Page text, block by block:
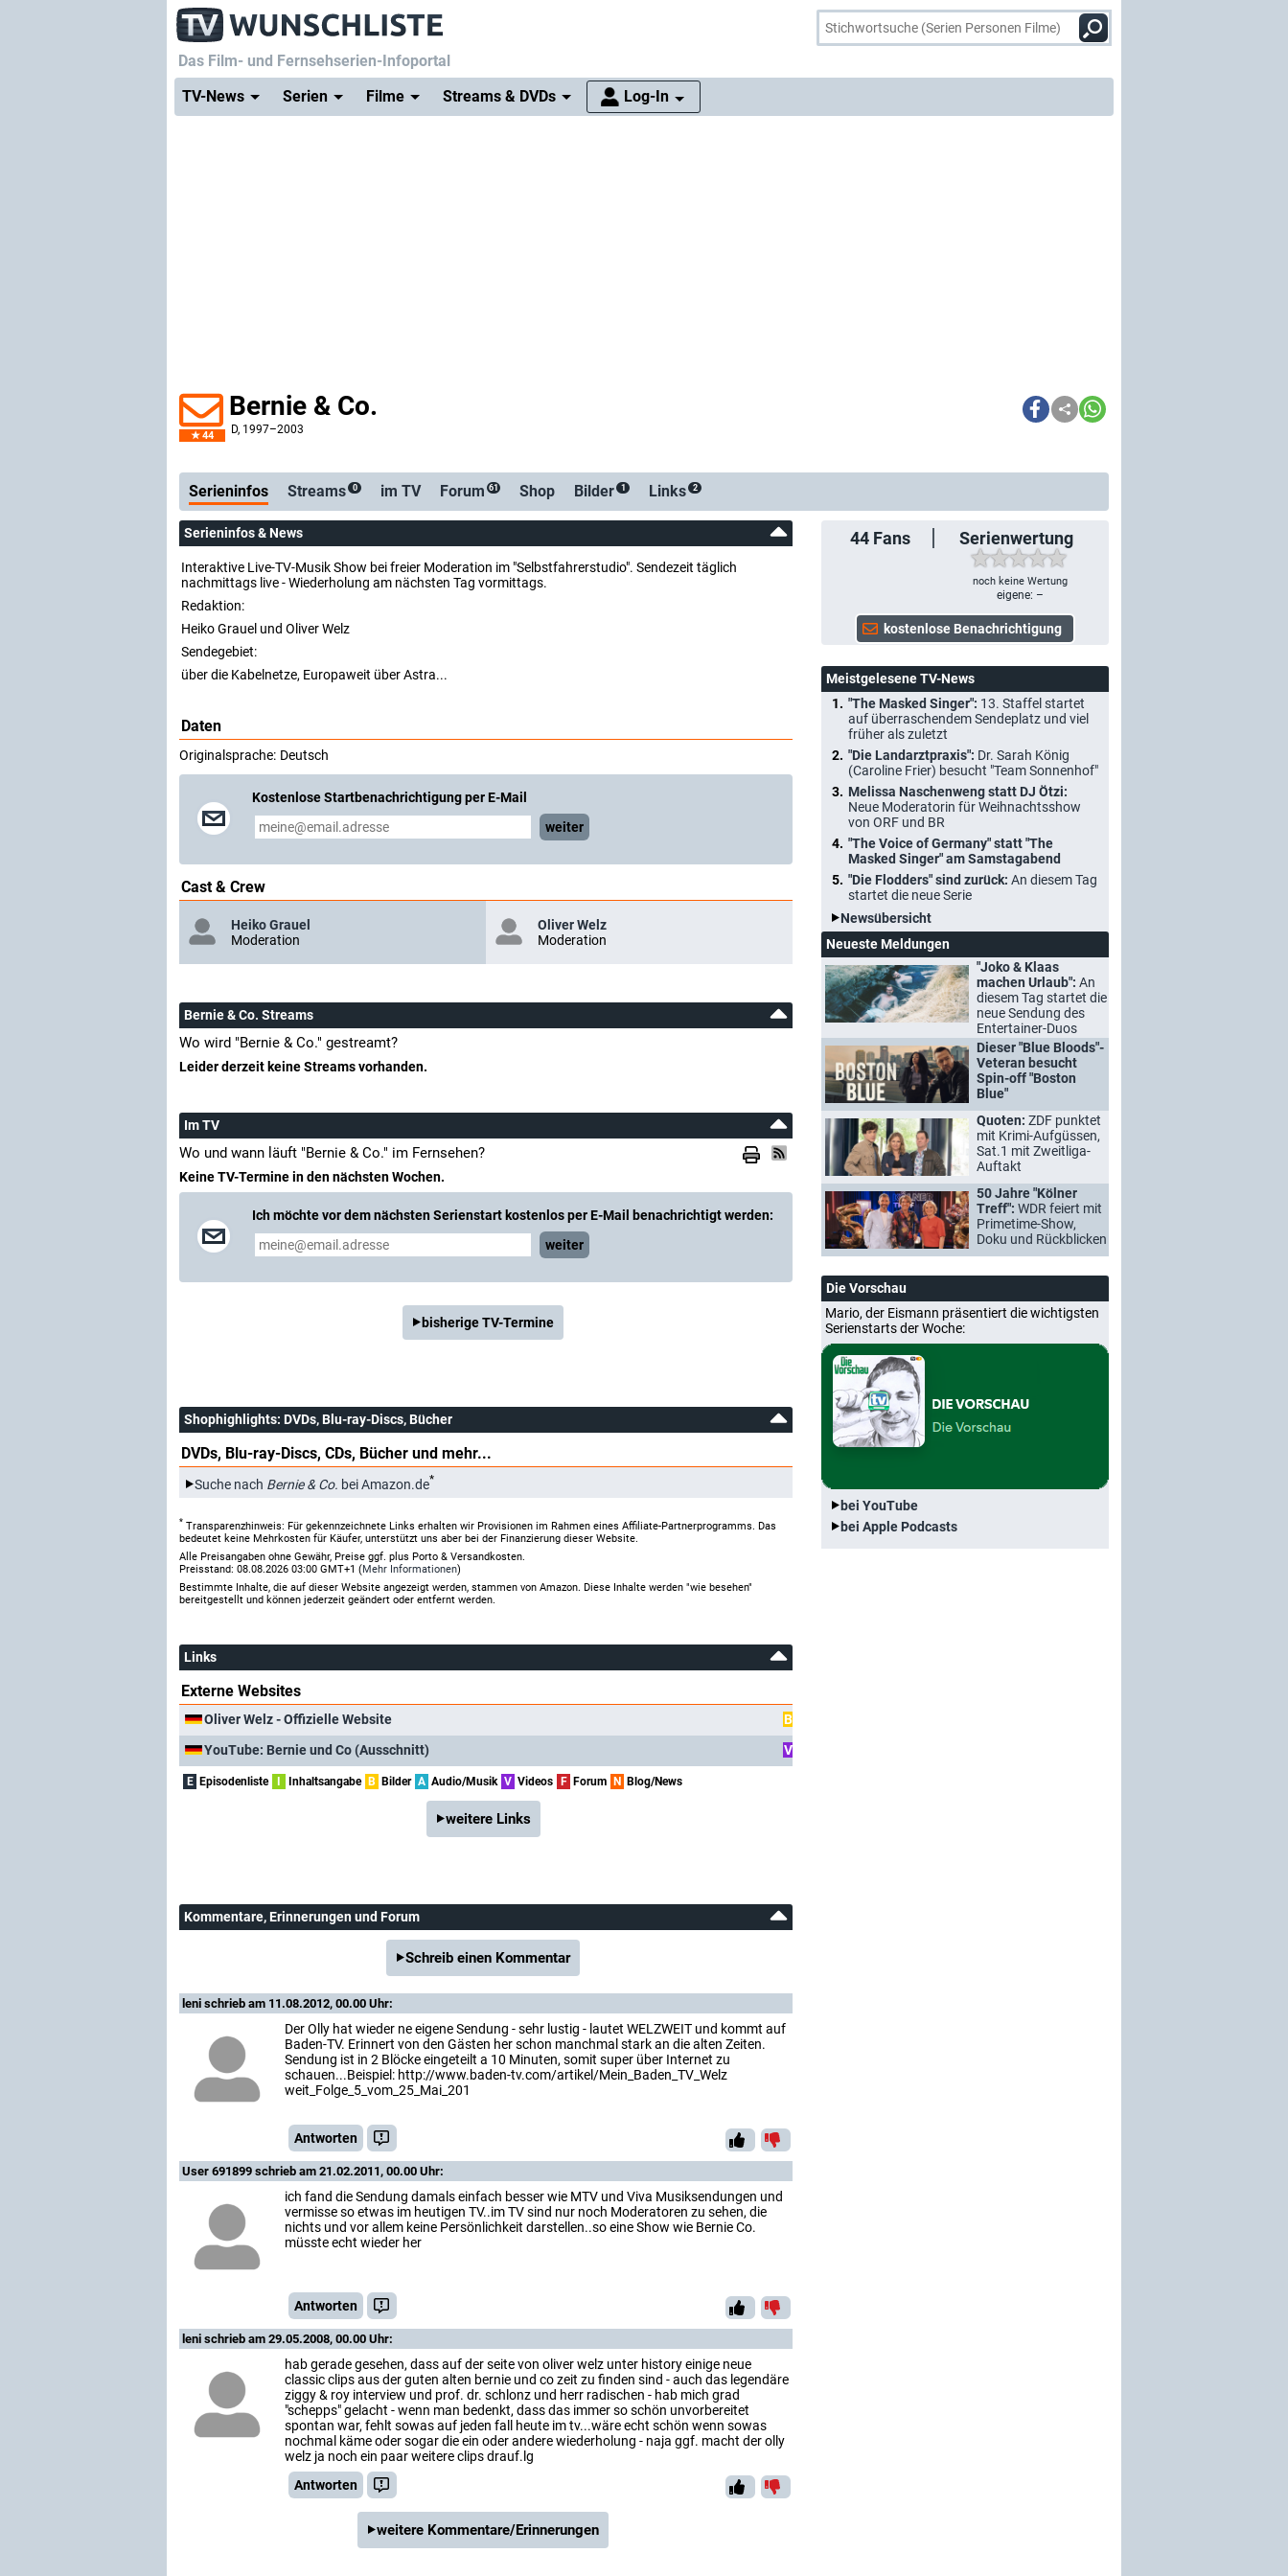
Das Film- und Fernsehserien-Infoportal
TV-News
Serien Filme Streams & DVDs Log-In
44
Bernie & Co.
D, 1997–2003
Serienticker
Serieninfos Streams 0 im TV Forum 61 Shop Bilder 1 Links 2
44 Fans Serienwertung
noch keine Wertung
eigene: –
Serieninfos & News
Interaktive Live-TV-Musik Show bei freier Moderation im "Selbstfahrerstudio". Sendezeit täglich
nachmittags live - Wiederholung am nächsten Tag vormittags.
Redaktion:
Heiko Grauel und Oliver Welz
Sendegebiet:
über die Kabelnetze, Europaweit über Astra...
Daten
Originalsprache: Deutsch
Kostenlose Startbenachrichtigung per E-Mail
weiter
Cast & Crew
Heiko Grauel
Moderation
Oliver Welz
Moderation
Bernie & Co. Streams
Wo wird "Bernie & Co." gestreamt?
Leider derzeit keine Streams vorhanden.
Im TV
Wo und wann läuft "Bernie & Co." im Fernsehen?
Keine TV-Termine in den nächsten Wochen.
Ich möchte vor dem nächsten Serienstart kostenlos per E-Mail benachrichtigt werden:
weiter
bisherige TV-Termine
Shophighlights: DVDs, Blu-ray-Discs, Bücher
DVDs, Blu-ray-Discs, CDs, Bücher und mehr...
Suche nach Bernie & Co. bei Amazon.de*
* Transparenzhinweis: Für gekennzeichnete Links erhalten wir Provisionen im Rahmen eines Affiliate-Partnerprogramms. Das
bedeutet keine Mehrkosten für Käufer, unterstützt uns aber bei der Finanzierung dieser Website.
Alle Preisangaben ohne Gewähr, Preise ggf. plus Porto & Versandkosten.
Preisstand: 08.08.2026 03:00 GMT+1 (Mehr Informationen)
Bestimmte Inhalte, die auf dieser Website angezeigt werden, stammen von Amazon. Diese Inhalte werden "wie besehen"
bereitgestellt und können jederzeit geändert oder entfernt werden.
Links
Externe Websites
Oliver Welz - Offizielle Website
B
YouTube: Bernie und Co (Ausschnitt)
V
E Episodenliste I Inhaltsangabe B Bilder A Audio/Musik V Videos F Forum N Blog/News
weitere Links
Kommentare, Erinnerungen und Forum
Schreib einen Kommentar
leni schrieb am 11.08.2012, 00.00 Uhr:
Der Olly hat wieder ne eigene Sendung - sehr lustig - lautet WELZWEIT und kommt auf
Baden-TV. Erinnert von den Gästen her schon manchmal stark an die alten Zeiten.
Sendung ist in 2 Blöcke eingeteilt a 10 Minuten, somit super über Internet zu
schauen...Beispiel: http://www.baden-tv.com/artikel/Mein_Baden_TV_Welz
weit_Folge_5_vom_25_Mai_201
Antworten
User 691899 schrieb am 21.02.2011, 00.00 Uhr:
ich fand die Sendung damals einfach besser wie MTV und Viva Musiksendungen und
vermisse so etwas im heutigen TV..im TV sind nur noch Moderatoren zu sehen, die
nichts und vor allem keine Persönlichkeit darstellen..so eine Show wie Bernie Co.
müsste echt wieder her
Antworten
leni schrieb am 29.05.2008, 00.00 Uhr:
hab gerade gesehen, dass auf der seite von oliver welz unter history einige neue
classic clips aus der guten alten bernie und co zeit zu finden sind - auch das legendäre
ziggy & roy interview und prof. dr. schlonz und herr radischen - hab mich grad
"schepps" gelacht - wenn man bedenkt, dass das immer so schön unvorbereitet
spontan war, fehlt sowas auf jeden fall heute im tv...wäre echt schön wenn sowas
nochmal käme oder sogar die ein oder andere wiederholung - naja ggf. macht der olly
welz ja noch ein paar weitere clips drauf.lg
Antworten
weitere Kommentare/Erinnerungen
Meistgelesene TV-News
"The Masked Singer": 13. Staffel startet
auf überraschendem Sendeplatz und viel
früher als zuletzt
"Die Landarztpraxis": Dr. Sarah König
(Caroline Frier) besucht "Team Sonnenhof"
Melissa Naschenweng statt DJ Ötzi:
Neue Moderatorin für Weihnachtsshow
von ORF und BR
"The Voice of Germany" statt "The
Masked Singer" am Samstagabend
"Die Flodders" sind zurück: An diesem Tag
startet die neue Serie
Newsübersicht
Neueste Meldungen
"Joko & Klaas
machen Urlaub": An
diesem Tag startet die
neue Sendung des
Entertainer-Duos
Dieser "Blue Bloods"-
Veteran besucht
Spin-off "Boston
Blue"
Quoten: ZDF punktet
mit Krimi-Aufgüssen,
Sat.1 mit Zweitliga-
Auftakt
50 Jahre "Kölner
Treff": WDR feiert mit
Primetime-Show,
Doku und Rückblicken
Die Vorschau
Mario, der Eismann präsentiert die wichtigsten
Serienstarts der Woche:
bei YouTube
bei Apple Podcasts